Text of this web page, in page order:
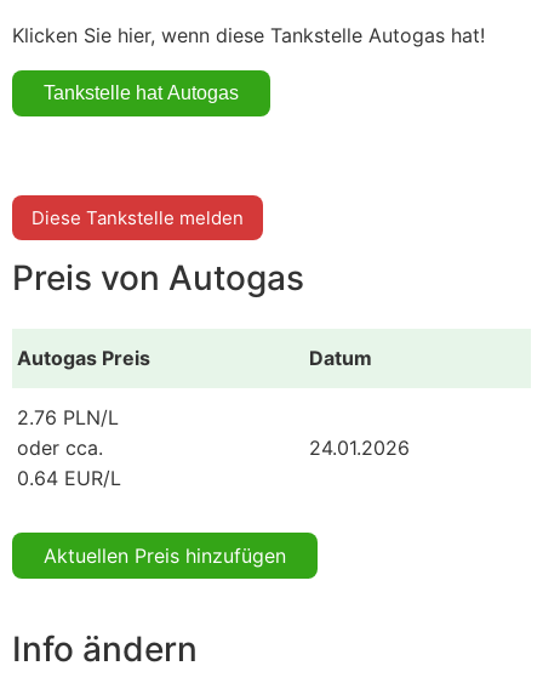
Klicken Sie hier, wenn diese Tankstelle Autogas hat!
Diese Tankstelle melden
Preis von Autogas
Autogas Preis Datum
2.76 PLN/L
oder cca.
0.64 EUR/L
24.01.2026
Aktuellen Preis hinzufügen
Info ändern